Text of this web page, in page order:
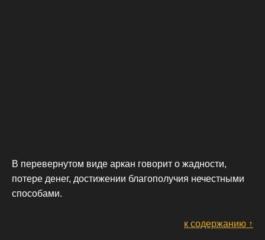
В перевернутом виде аркан говорит о жадности,
потере денег, достижении благополучия нечестными
способами.
к содержанию ↑